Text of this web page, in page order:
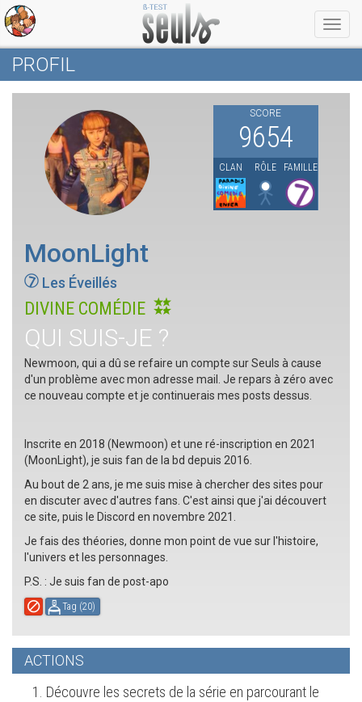
Menu
PROFIL
SCORE
9654
CLAN RÔLE FAMILLE
MoonLight
Les Éveillés
DIVINE COMÉDIE
QUI SUIS-JE ?
Newmoon, qui a dû se refaire un compte sur Seuls à cause
d'un problème avec mon adresse mail. Je repars à zéro avec
ce nouveau compte et je continuerais mes posts dessus.
Inscrite en 2018 (Newmoon) et une ré-inscription en 2021
(MoonLight), je suis fan de la bd depuis 2016.
Au bout de 2 ans, je me suis mise à chercher des sites pour
en discuter avec d'autres fans. C'est ainsi que j'ai découvert
ce site, puis le Discord en novembre 2021.
Je fais des théories, donne mon point de vue sur l'histoire,
l'univers et les personnages.
P.S. : Je suis fan de post-apo
Tag (20)
ACTIONS
1. Découvre les secrets de la série en parcourant le